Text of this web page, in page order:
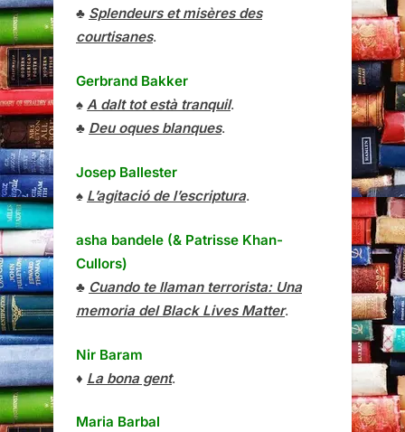
♣ Splendeurs et misères des
courtisanes.
Gerbrand Bakker
♠ A dalt tot està tranquil.
♣ Deu oques blanques.
Josep Ballester
♠ L’agitació de l’escriptura.
asha bandele (& Patrisse Khan-
Cullors)
♣ Cuando te llaman terrorista: Una
memoria del Black Lives Matter.
Nir Baram
♦ La bona gent.
Maria Barbal